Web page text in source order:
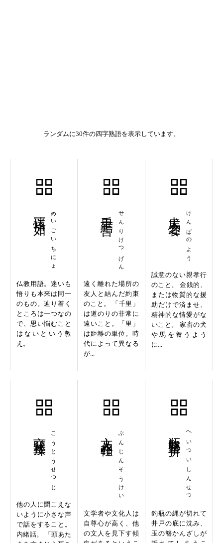
ランダムに30件の四字熟語を表示しています。
めいごいちにょ
仏教用語。迷いも
悟りも本来は同一
のもの。辿り着く
ところは一つなの
で、思い悩むこと
はないという教
え。
せんりけつげん
遠く離れた場所の
友人と結んだ約束
のこと。 「千里」
は道のりの非常に
遠いこと。「里」
は距離の単位。時
代によって異なる
が...
けんばのよう
誠意のない親孝行
のこと。 金銭的、
または物質的な援
助だけで済ませ、
精神的な情愛がな
いこと。 家畜の犬
や馬を養うよう
に...
こうとうせつじ
他の人に聞こえな
いように小さな声
で話をすること。
内緒話。 「頭あた
ぶんじんそうけい
文学者や文化人は
自尊心が高く、他
の文人を見下す傾
へいついしんせつ
釣瓶の縄が切れて
井戸の底に沈み、
玉の簪かんざしが